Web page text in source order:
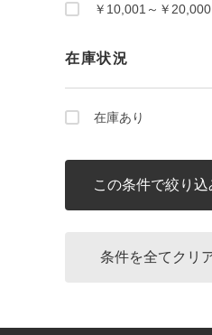
￥10,001～￥20,000
在庫状況
在庫あり